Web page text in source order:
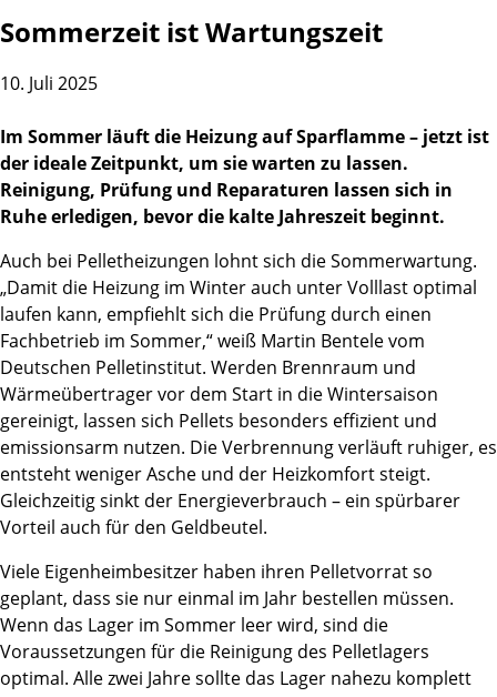
Sommerzeit ist Wartungszeit
10. Juli 2025
Im Sommer läuft die Heizung auf Sparflamme – jetzt ist
der ideale Zeitpunkt, um sie warten zu lassen.
Reinigung, Prüfung und Reparaturen lassen sich in
Ruhe erledigen, bevor die kalte Jahreszeit beginnt.
Auch bei Pelletheizungen lohnt sich die Sommerwartung.
„Damit die Heizung im Winter auch unter Volllast optimal
laufen kann, empfiehlt sich die Prüfung durch einen
Fachbetrieb im Sommer,“ weiß Martin Bentele vom
Deutschen Pelletinstitut. Werden Brennraum und
Wärmeübertrager vor dem Start in die Wintersaison
gereinigt, lassen sich Pellets besonders effizient und
emissionsarm nutzen. Die Verbrennung verläuft ruhiger, es
entsteht weniger Asche und der Heizkomfort steigt.
Gleichzeitig sinkt der Energieverbrauch – ein spürbarer
Vorteil auch für den Geldbeutel.
Viele Eigenheimbesitzer haben ihren Pelletvorrat so
geplant, dass sie nur einmal im Jahr bestellen müssen.
Wenn das Lager im Sommer leer wird, sind die
Voraussetzungen für die Reinigung des Pelletlagers
optimal. Alle zwei Jahre sollte das Lager nahezu komplett